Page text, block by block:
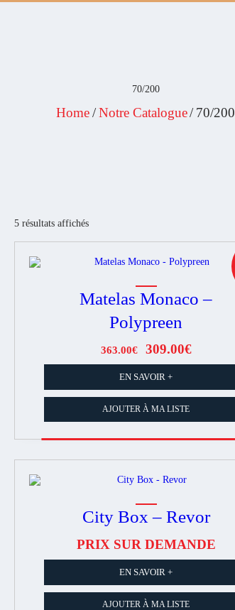
70/200
Home Notre Catalogue 70/200
Plongez au coeur
ESPACE SENIORS
5 résultats affichés
récent
ancien
Matelas Monaco –
Polypreen
363.00€
Le
prix
initial
était :
363.00€.
309.00€Le
prix
est :
EN SAVOIR +
AJOUTER À MA LISTE
City Box – Revor
PRIX SUR DEMANDE
EN SAVOIR +
AJOUTER À MA LISTE